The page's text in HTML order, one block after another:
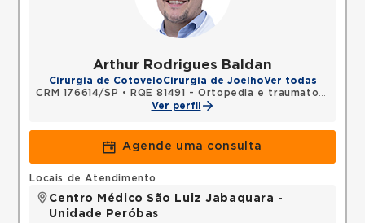
Arthur Rodrigues Baldan
Cirurgia de CotoveloCirurgia de JoelhoVer todas
CRM 176614/SP •
RQE 81491 - Ortopedia e traumatologia
Ver perfil
Agende uma consulta
Locais de Atendimento
Centro Médico São Luiz Jabaquara -
Unidade Peróbas